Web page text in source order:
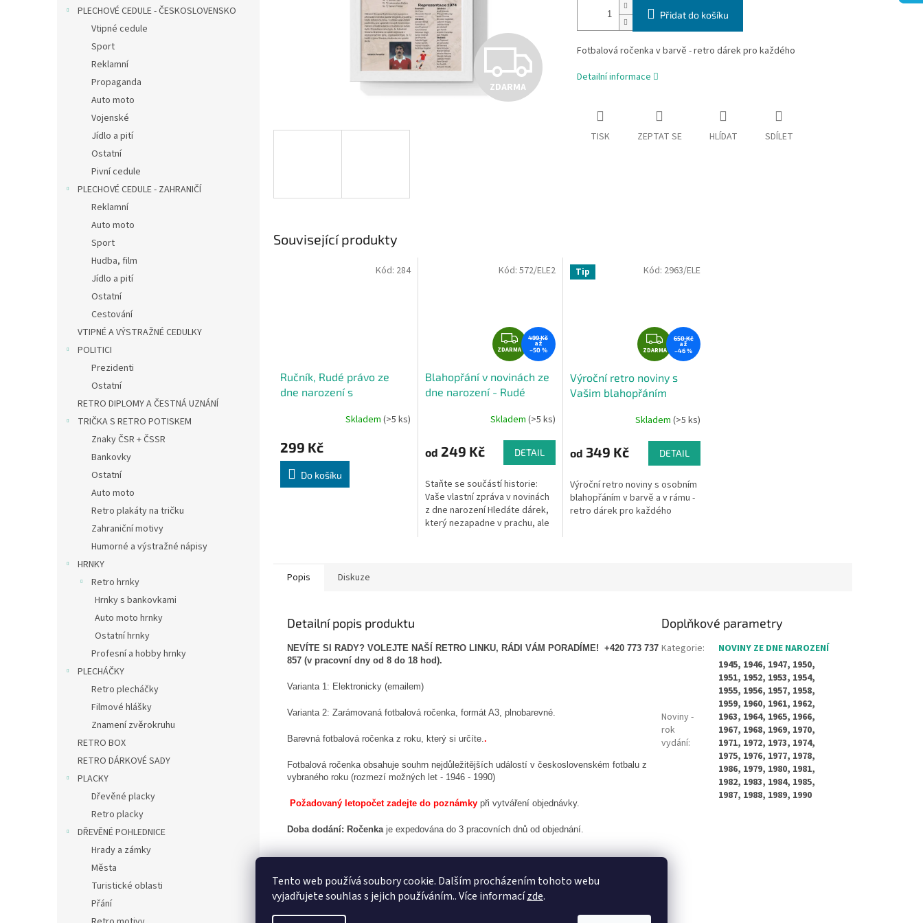
Tento web používá soubory cookie. Dalším procházením tohoto webu
vyjadřujete souhlas s jejich používáním.. Více informacízde.
PLECHOVÉ CEDULE - ČESKOSLOVENSKO
Vtipné cedule
Sport
Reklamní
Propaganda
Auto moto
Vojenské
Jídlo a pití
Ostatní
Pivní cedule
PLECHOVÉ CEDULE - ZAHRANIČÍ
Reklamní
Auto moto
Sport
Hudba, film
Jídlo a pití
Ostatní
Cestování
VTIPNÉ A VÝSTRAŽNÉ CEDULKY
POLITICI
Prezidenti
Ostatní
RETRO DIPLOMY A ČESTNÁ UZNÁNÍ
TRIČKA S RETRO POTISKEM
Znaky ČSR + ČSSR
Bankovky
Ostatní
Auto moto
Retro plakáty na tričku
Zahraniční motivy
Humorné a výstražné nápisy
HRNKY
Retro hrnky
Hrnky s bankovkami
Auto moto hrnky
Ostatní hrnky
Profesní a hobby hrnky
PLECHÁČKY
Retro plecháčky
Filmové hlášky
Znamení zvěrokruhu
RETRO BOX
RETRO DÁRKOVÉ SADY
PLACKY
Dřevěné placky
Retro placky
DŘEVĚNÉ POHLEDNICE
Hrady a zámky
Města
Turistické oblasti
Přání
Z
D
M
ZDARMA
Přidat do košíku
Fotbalová ročenka v barvě - retro dárek pro každého
Detailní informace
TISK ZEPTAT SE HLÍDAT SDÍLET
Související produkty
Ručník, Rudé právo ze
dne narození s
produktu
je
4,6
z
Skladem (>5 ks)
299 Kč
Do košíku
Kód: 284
Z
D
A
R
A
ZDARMA
499 Kč
až
–50 %
Blahopřání v novinách ze
dne narození - Rudé
produktu
je
z
5
hvězdiček.
Skladem (>5 ks)
od 249 Kč DETAIL
Staňte se součástí historie:
Vaše vlastní zpráva v novinách
z dne narození Hledáte dárek,
který nezapadne v prachu, ale
Kód: 572/ELE2 Tip
Z
D
R
A
ZDARMA
650 Kč
až
–46 %
Výroční retro noviny s
Vašim blahopřáním
Skladem(>5 ks)
od 349 Kč DETAIL
Výroční retro noviny s osobním
blahopřáním v barvě a v rámu -
retro dárek pro každého
Kód: 2963/ELE
Popis Diskuze
Detailní popis produktu
NEVÍTE SI RADY? VOLEJTE NAŠÍ RETRO LINKU, RÁDI VÁM PORADÍME! +420 773 737
857 (v pracovní dny od 8 do 18 hod).
Varianta 1: Elektronicky (emailem)
Varianta 2: Zarámovaná fotbalová ročenka, formát A3, plnobarevné.
Barevná fotbalová ročenka z roku, který si určíte. .
Fotbalová ročenka obsahuje souhrn nejdůležitějších událostí v československém fotbalu z
vybraného roku (rozmezí možných let - 1946 - 1990)
Požadovaný letopočet zadejte do poznámky při vytváření objednávky.
Doba dodání: Ročenka je expedována do 3 pracovních dnů od objednání.
Doplňkové parametry
Kategorie: NOVINY ZE DNE NAROZENÍ
Noviny -
rok
vydání:
1945, 1946, 1947, 1950,
1951, 1952, 1953, 1954,
1955, 1956, 1957, 1958,
1959, 1960, 1961, 1962,
1963, 1964, 1965, 1966,
1967, 1968, 1969, 1970,
1971, 1972, 1973, 1974,
1975, 1976, 1977, 1978,
1986, 1979, 1980, 1981,
1982, 1983, 1984, 1985,
1987, 1988, 1989, 1990